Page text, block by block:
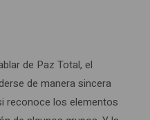
de Paz Total, el
de manera sincera
reconoce los elementos